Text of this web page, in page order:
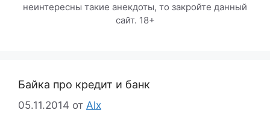
неинтересны такие анекдоты, то закройте данный
сайт. 18+
Байка про кредит и банк
05.11.2014 от Alx